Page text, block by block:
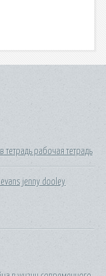
тетрадь рабочая тетрадь
jenny dooley